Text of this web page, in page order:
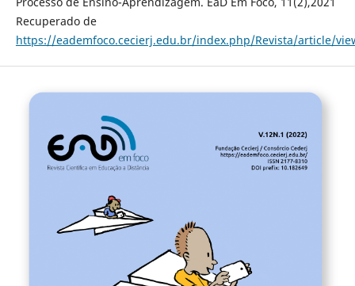
Recuperado de
https://eademfoco.cecierj.edu.br/index.php/Revista/article/